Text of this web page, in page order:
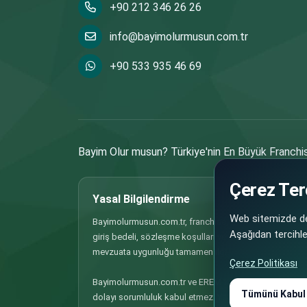
+90 212 346 26 26
info@bayimolurmusun.com.tr
+90 533 935 46 69
Bayim Olur musun? Türkiye'nin En Büyük
Yasal Bilgilendirme
Bayimolurmusun.com.tr, franchise, bayilik ve iş
giriş bedeli, sözleşme koşulları ve benzeri tüm
mevzuata uygunluğu tamamen ilgili firma/markanın
Bayimolurmusun.com.tr ve EREM YAYINCILIK VE
dolayı sorumluluk kabul etmez. Yatırım kararı
Çerez
Web sitemizde
Aşağıdan
Çerez Politikası
Tümünü Kabul